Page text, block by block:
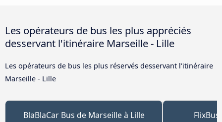
Les opérateurs de bus les plus appréciés
desservant l'itinéraire Marseille - Lille
Les opérateurs de bus les plus réservés desservant l'itinéraire
Marseille - Lille
BlaBlaCar Bus de Marseille à Lille